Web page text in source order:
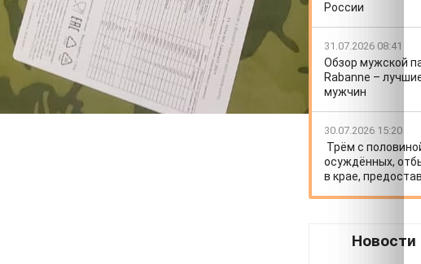
России
31.07.2026 08:41
Обзор мужской
Rabanne –
мужчин
30.07.2026 15:20
Трём с
осуждённых,
в крае,